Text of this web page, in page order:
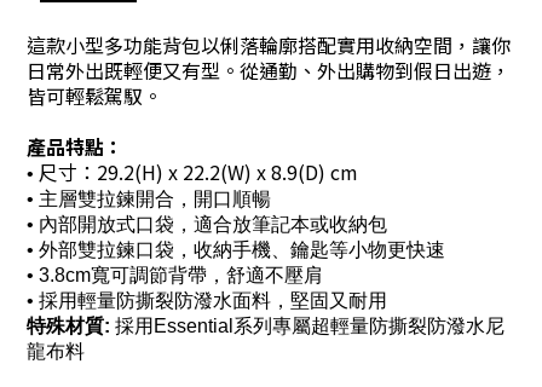
這款小型多功能背包以俐落輪廓搭配實用收納空間，讓你
日常外出既輕便又有型。從通勤、外出購物到假日出遊，
皆可輕鬆駕馭。
產品特點：
• 尺寸：29.2(H) x 22.2(W) x 8.9(D) cm
• 主層雙拉鍊開合，開口順暢
• 內部開放式口袋，適合放筆記本或收納包
• 外部雙拉鍊口袋，收納手機、鑰匙等小物更快速
• 3.8cm寬可調節背帶，舒適不壓肩
• 採用輕量防撕裂防潑水面料，堅固又耐用
特殊材質: 採用Essential系列專屬超輕量防撕裂防潑水尼
龍布料